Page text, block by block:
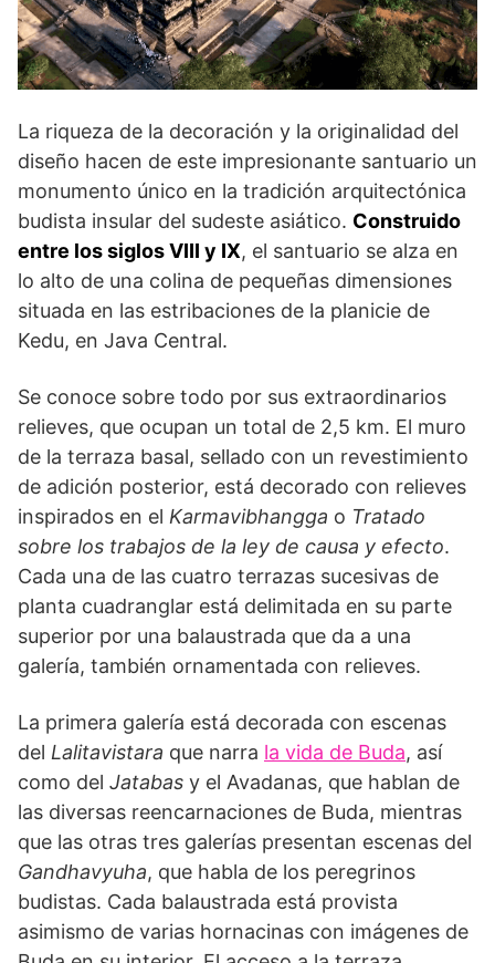
La riqueza de la decoración y la originalidad del
diseño hacen de este impresionante santuario un
monumento único en la tradición arquitectónica
budista insular del sudes­te asiático. Construido
entre los siglos VIII y IX, el santuario se alza en
lo alto de una colina de pequeñas dimensiones
situa­da en las estribaciones de la planicie de
Kedu, en Java Central.
Se conoce sobre todo por sus extraordinarios
relieves, que ocupan un total de 2,5 km. El muro
de la terraza basal, sellado con un revestimiento
de adición posterior, está decorado con relieves
inspirados en el Karmavibhangga o Tratado
sobre los trabajos de la ley de causa y efecto.
Cada una de las cuatro terrazas sucesivas de
planta cua­dranglar está delimitada en su parte
superior por una balaustrada que da a una
galería, también ornamentada con relieves.
La primera galería está decorada con escenas
del Lalitavistara que narra la vida de Buda, así
como del Jata­bas y el Avadanas, que hablan de
las diversas reencarna­ciones de Buda, mientras
que las otras tres galerías presen­tan escenas del
Gandhavyuha, que habla de los peregrinos
budistas. Cada balaustrada está provista
asimismo de varias hornacinas con imágenes de